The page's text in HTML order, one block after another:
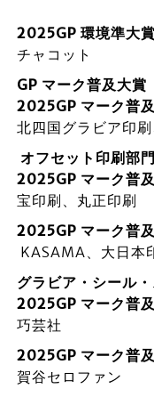
2025GP 環境準大賞
チャコット
GP マーク普及大賞
2025GP マーク普
北四国グラビア印
オフセット印刷部門
2025GP マーク普及
宝印刷、丸正印刷
2025GP マーク普
KASAMA、大日本
グラビア・シール
2025GP マーク普及
巧芸社
2025GP マーク普及
賀谷セロファン